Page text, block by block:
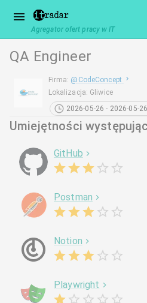
Agregator ofert pracy w IT
QA Engineer
Firma: @ CodeConcept
Lokalizacja: Gliwice
2026-05-26 - 2026-05-26
Umiejętności
GitHub
Postman
Notion
Playwright